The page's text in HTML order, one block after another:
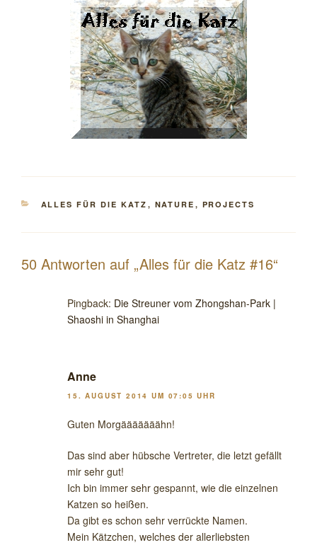
KATEGORIEN
ALLES FÜR DIE KATZ , NATURE , PROJECTS
50 Antworten auf „Alles für die Katz #16“
Pingback: Die Streuner vom Zhongshan-Park |
Shaoshi in Shanghai
Anne
15. AUGUST 2014 UM 07:05 UHR
Guten Morgääääääähn!
Das sind aber hübsche Vertreter, die letzt gefällt
mir sehr gut!
Ich bin immer sehr gespannt, wie die einzelnen
Katzen so heißen.
Da gibt es schon sehr verrückte Namen.
Mein Kätzchen, welches der allerliebsten